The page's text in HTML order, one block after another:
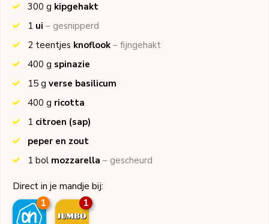
300 g kipgehakt
1 ui – gesnipperd
2 teentjes knoflook – fijngehakt
400 g spinazie
15 g verse basilicum
400 g ricotta
1 citroen (sap)
peper en zout
1 bol mozzarella – gescheurd
Direct in je mandje bij:
1 1